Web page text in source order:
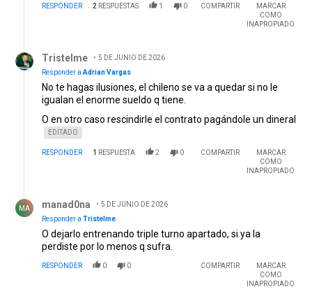
RESPONDER 2 RESPUESTAS 1 0 COMPARTIR
MARCAR
COMO
INAPROPIADO
Tristelme
5 DE JUNIO DE 2026
Responder a Adrian Vargas
No te hagas ilusiones, el chileno se va a quedar si no le
igualan el enorme sueldo q tiene.
O en otro caso rescindirle el contrato pagándole un dineral
EDITADO
RESPONDER 1 RESPUESTA 2 0 COMPARTIR
MARCAR
COMO
INAPROPIADO
MA manad0na
5 DE JUNIO DE 2026
Responder a Tristelme
O dejarlo entrenando triple turno apartado, si ya la
perdiste por lo menos q sufra.
RESPONDER 0 0 COMPARTIR
MARCAR
COMO
INAPROPIADO